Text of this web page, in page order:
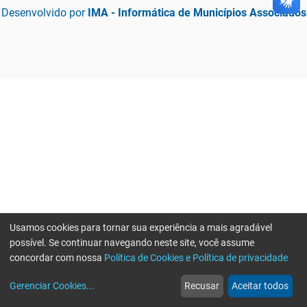
Desenvolvido por IMA - Informática de Municípios Associados
web
Notícias
more_horiz
Mais
Usamos cookies para tornar sua experiência a mais agradável
possível. Se continuar navegando neste site, você assume
concordar com nossa Política de Cookies e Política de privacidade
Gerenciar Cookies... Recusar Aceitar todos